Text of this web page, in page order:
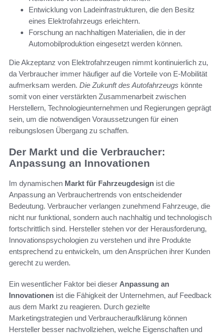
Entwicklung von Ladeinfrastrukturen, die den Besitz
eines Elektrofahrzeugs erleichtern.
Forschung an nachhaltigen Materialien, die in der
Automobilproduktion eingesetzt werden können.
Die Akzeptanz von Elektrofahrzeugen nimmt kontinuierlich zu,
da Verbraucher immer häufiger auf die Vorteile von E-Mobilität
aufmerksam werden. Die Zukunft des Autofahrzeugs könnte
somit von einer verstärkten Zusammenarbeit zwischen
Herstellern, Technologieunternehmen und Regierungen geprägt
sein, um die notwendigen Voraussetzungen für einen
reibungslosen Übergang zu schaffen.
Der Markt und die Verbraucher:
Anpassung an Innovationen
Im dynamischen Markt für Fahrzeugdesign ist die
Anpassung an Verbrauchertrends von entscheidender
Bedeutung. Verbraucher verlangen zunehmend Fahrzeuge, die
nicht nur funktional, sondern auch nachhaltig und technologisch
fortschrittlich sind. Hersteller stehen vor der Herausforderung,
Innovationspsychologien zu verstehen und ihre Produkte
entsprechend zu entwickeln, um den Ansprüchen ihrer Kunden
gerecht zu werden.
Ein wesentlicher Faktor bei dieser Anpassung an
Innovationen ist die Fähigkeit der Unternehmen, auf Feedback
aus dem Markt zu reagieren. Durch gezielte
Marketingstrategien und Verbraucheraufklärung können
Hersteller besser nachvollziehen, welche Eigenschaften und